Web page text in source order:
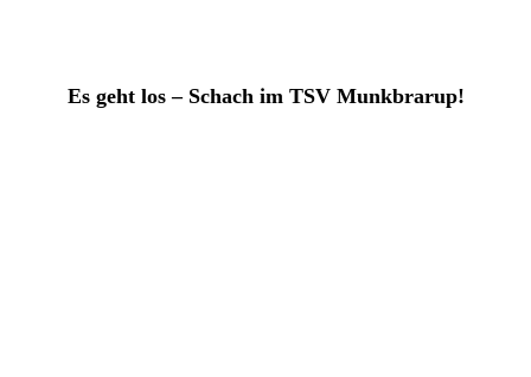
Es geht los – Schach im TSV Munkbrarup!